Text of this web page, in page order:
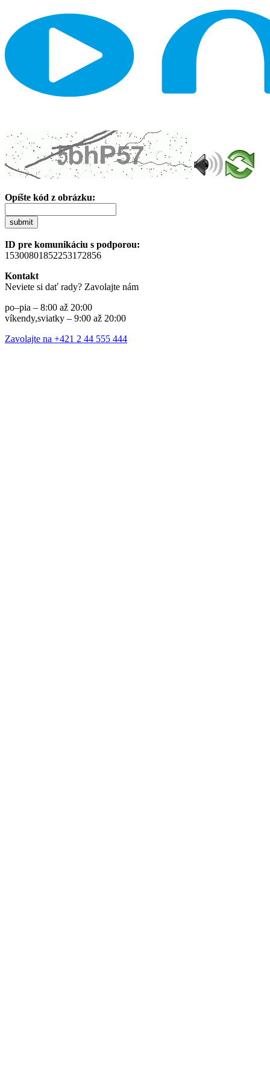
Opíšte kód z obrázku:
submit
ID pre komunikáciu s podporou:
15300801852253172856
Kontakt
Neviete si dať rady? Zavolajte nám
po–pia – 8:00 až 20:00
víkendy,sviatky – 9:00 až 20:00
Zavolajte na +421 2 44 555 444